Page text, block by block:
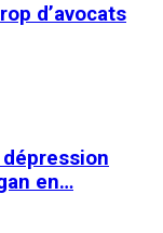
d’avocats
dépression
en…